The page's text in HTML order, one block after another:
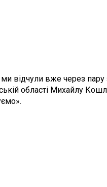
відчули вже через пару
області Михайлу